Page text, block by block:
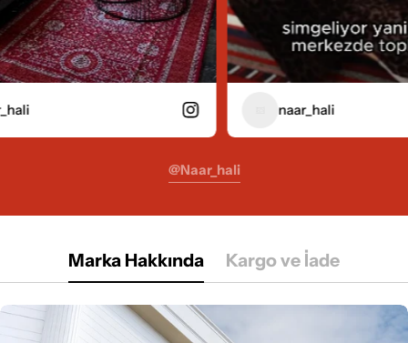
naar_hali
@naar_hali
Marka Hakkında Kargo ve İade